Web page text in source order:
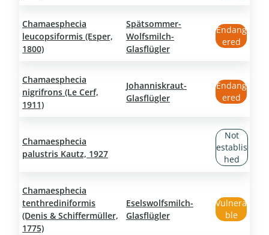
Chamaesphecia
leucopsiformis (Esper,
1800)
Spätsommer-
Wolfsmilch-
Glasflügler
Endang
ered
Chamaesphecia
nigrifrons (Le Cerf,
1911)
Johanniskraut-
Glasflügler
Endang
ered
Chamaesphecia
palustris Kautz, 1927
Not
establis
hed
Chamaesphecia
tenthrediniformis
(Denis & Schiffermüller,
1775)
Eselswolfsmilch-
Glasflügler
Vulnera
ble